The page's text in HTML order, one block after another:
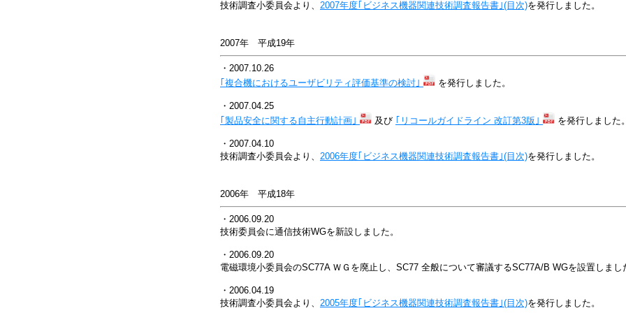
技術調査小委員会より、 2007年度｢ビジネス機器関連技術調査報告書｣(目次)を発行しました。
2007年 平成19年
・2007.10.26
｢複合機におけるユーザビリティ評価基準の検討｣
を発行しました。
・2007.04.25
｢製品安全に関する自主行動計画｣
及び ｢リコールガイドライン 改訂第3版｣ を発行しました
・2007.04.10
技術調査小委員会より、 2006年度｢ビジネス機器関連技術調査報告書｣(目次)を発行しました。
2006年 平成18年
・2006.09.20
技術委員会に通信技術WGを新設しました。
・2006.09.20
電磁環境小委員会のSC77A ＷＧを廃止し、SC77 全般について審議するSC77A/B WGを設置しまし
・2006.04.19
技術調査小委員会より、 2005年度｢ビジネス機器関連技術調査報告書｣(目次)を発行しました。